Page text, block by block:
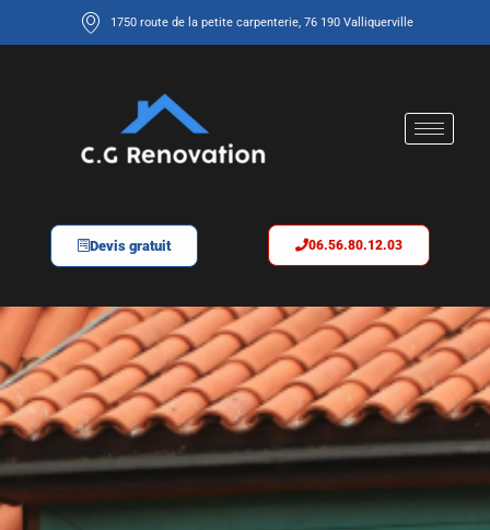
1750 route de la petite carpenterie, 76 190 Valliquerville
Devis gratuit 06.56.80.12.03